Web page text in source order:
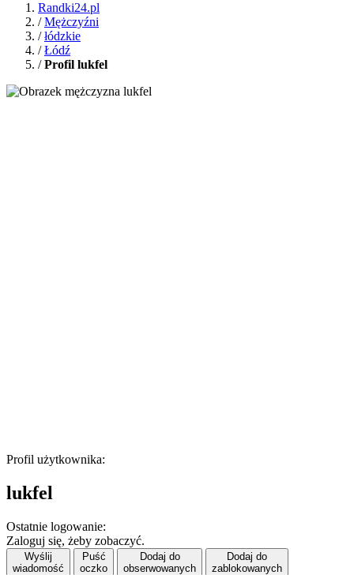
Randki24.pl
/Mężczyźni
/łódzkie
/Łódź
/Profil lukfel
Profil użytkownika:
lukfel
Ostatnie logowanie:
Zaloguj się, żeby zobaczyć.
Wyślij
wiadomość
Puść
oczko
Dodaj do
obserwowanych
Dodaj do
zablokowanych